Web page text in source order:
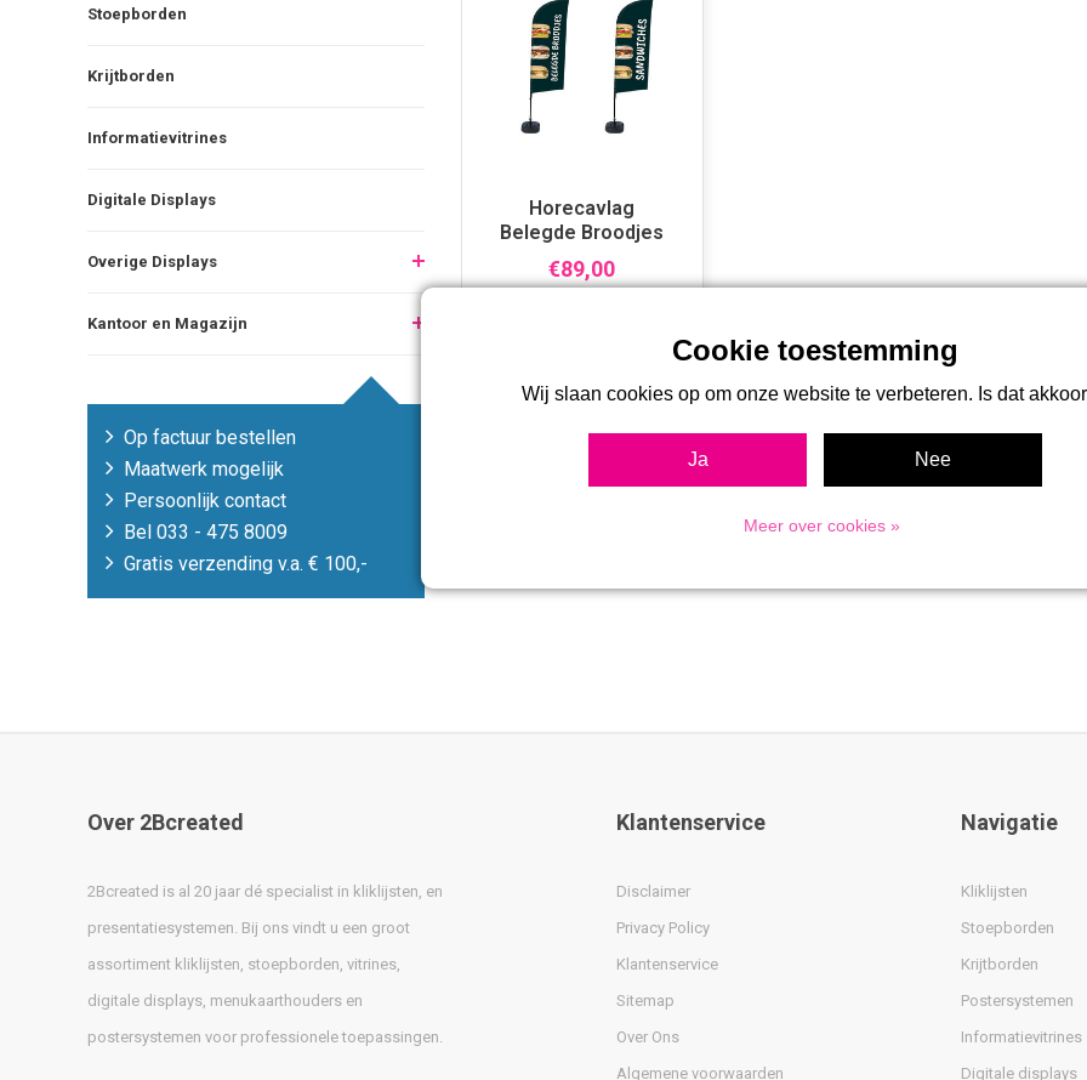
Stoepborden
Krijtborden
Informatievitrines
Digitale Displays
Overige Displays
Kantoor en Magazijn
Op factuur bestellen
Maatwerk mogelijk
Persoonlijk contact
Bel 033 - 475 8009
Gratis verzending v.a. € 100,-
Horecavlag
Belegde Broodjes
€89,00
Over 2Bcreated
2Bcreated is al 20 jaar dé specialist in kliklijsten, en
presentatiesystemen. Bij ons vindt u een groot
assortiment kliklijsten, stoepborden, vitrines,
digitale displays, menukaarthouders en
postersystemen voor professionele toepassingen.
Klantenservice
Disclaimer
Privacy Policy
Klantenservice
Sitemap
Over Ons
Algemene voorwaarden
Navigatie
Kliklijsten
Stoepborden
Krijtborden
Postersystemen
Informatievitrines
Digitale displays
Wij slaan cookies op om onze website te verbeteren. Is dat
Ja Nee
Meer over cookies »